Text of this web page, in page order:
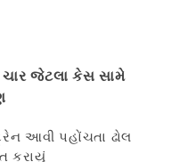
ચાર જેટલા કેસ સામે